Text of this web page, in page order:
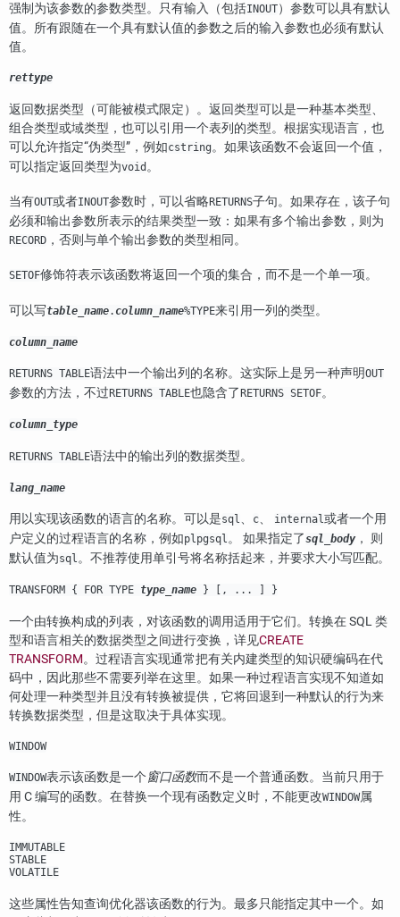
强制为该参数的参数类型。只有输入（包括INOUT）参数可以具有默认
值。所有跟随在一个具有默认值的参数之后的输入参数也必须有默认
值。
rettype
返回数据类型（可能被模式限定）。返回类型可以是一种基本类型、
组合类型或域类型，也可以引用一个表列的类型。根据实现语言，也
可以允许指定“伪类型” ，例如cstring。如果该函数不会返回一个值，
可以指定返回类型为void 。
当有OUT或者INOUT参数时，可以省略RETURNS子句。如果存在，该子句
必须和输出参数所表示的结果类型一致：如果有多个输出参数，则为
RECORD ，否则与单个输出参数的类型相同。
SETOF修饰符表示该函数将返回一个项的集合，而不是一个单一项。
可以写table_name. column_name%TYPE来引用一列的类型。
column_name
RETURNS TABLE语法中一个输出列的名称。这实际上是另一种声明OUT
参数的方法，不过 RETURNS TABLE也隐含了 RETURNS SETOF。
column_type
RETURNS TABLE语法中的输出列的数据类型。
lang_name
用以实现该函数的语言的名称。可以是sql、 c、 internal或者一个用
户定义的过程语言的名称，例如plpgsql。 如果指定了sql_body， 则
默认值为sql。不推荐使用单引号将名称括起来，并要求大小写匹配。
TRANSFORM { FOR TYPE type_name } [, ... ] }
一个由转换构成的列表，对该函数的调用适用于它们。转换在 SQL 类
型和语言相关的数据类型之间进行变换，详见CREATE
TRANSFORM。过程语言实现通常把有关内建类型的知识硬编码在代
码中，因此那些不需要列举在这里。如果一种过程语言实现不知道如
何处理一种类型并且没有转换被提供，它将回退到一种默认的行为来
转换数据类型，但是这取决于具体实现。
WINDOW
WINDOW表示该函数是一个窗口函数而不是一个普通函数。当前只用于
用 C 编写的函数。在替换一个现有函数定义时，不能更改WINDOW属
性。
IMMUTABLE
STABLE
VOLATILE
这些属性告知查询优化器该函数的行为。最多只能指定其中一个。如